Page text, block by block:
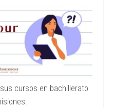
cursos en bachillerato